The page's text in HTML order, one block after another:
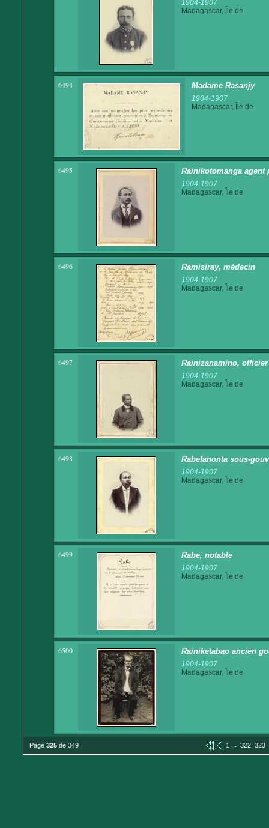
1904-1907
Madagascar, Île de
6494 Madame Rasanjy
1904-1907
Madagascar, Île de
6495 Rainikotomanga agent
1904-1907
Madagascar, Île de
6496 Ramisiray, médecin
1904-1907
Madagascar, Île de
6497 Rainizanamino,
1904-1907
Madagascar, Île de
6498 Rabefanonta sous-
1904-1907
Madagascar, Île de
6499 Rabe, notable
1904-1907
Madagascar, Île de
6500 Rainiketabao ancien
1904-1907
Madagascar, Île de
Page 325 de 349 1 ... 322 323